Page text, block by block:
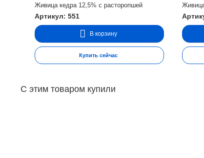
Живица кедра 12,5% с расторопшей
Артикул: 551
В корзину
Купить сейчас
С этим товаром купили